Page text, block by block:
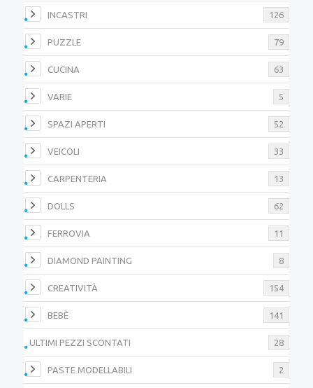
INCASTRI 126
PUZZLE 79
CUCINA 63
VARIE 5
SPAZI APERTI 52
VEICOLI 33
CARPENTERIA 13
DOLLS 62
FERROVIA 11
DIAMOND PAINTING 8
CREATIVITÀ 154
BEBÈ 141
ULTIMI PEZZI SCONTATI 28
PASTE MODELLABILI 2